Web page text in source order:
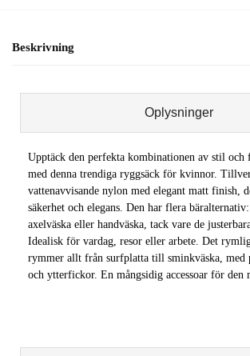
Beskrivning
Oplysninger
Upptäck den perfekta kombinationen av stil
med denna trendiga ryggsäck för kvinnor.
vattenavvisande nylon med elegant matt finish,
säkerhet och elegans. Den har flera
axelväska eller handväska, tack vare de
Idealisk för vardag, resor eller arbete. Det
rymmer allt från surfplatta till sminkväska, med
och ytterfickor. En mångsidig accessoar för den